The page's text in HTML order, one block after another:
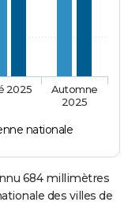
nationale
2025
Automne
2025
684 millimètres
des villes de